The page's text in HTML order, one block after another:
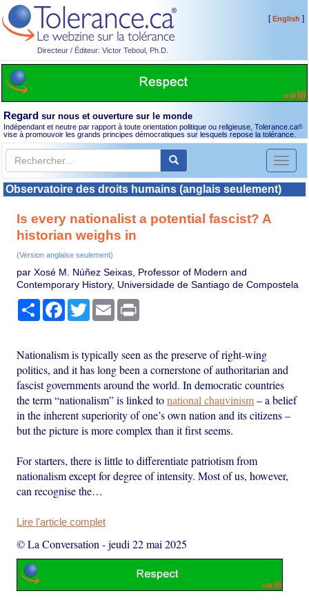
Directeur / Éditeur: Victor Teboul, Ph.D.
[English ]
Regard sur nous et ouverture sur le monde
Indépendant et neutre par rapport à toute orientation politique ou religieuse, Tolerance.ca®
vise à promouvoir les grands principes démocratiques sur lesquels repose la tolérance.
Toggle
Observatoire des droits humains (anglais seulement)
Is every nationalist a potential fascist? A
historian weighs in
(Version anglaise seulement)
par Xosé M. Núñez Seixas, Professor of Modern and
Contemporary History, Universidade de Santiago de Compostela
PartagerFacebook
TwitterEmail
Nationalism is typically seen as the preserve of right-wing
politics, and it has long been a cornerstone of authoritarian and
fascist governments around the world. In democratic countries
the term “nationalism” is linked tonational chauvinism– a belief
in the inherent superiority of one’s own nation and its citizens –
but the picture is more complex than it first seems.
For starters, there is little to differentiate patriotism from
nationalism except for degree of intensity. Most of us, however,
can recognise the…
Lire l'article complet
© La Conversation -jeudi 22 mai 2025